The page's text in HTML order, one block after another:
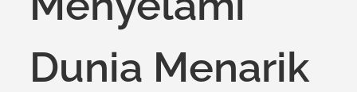
Dunia Menarik